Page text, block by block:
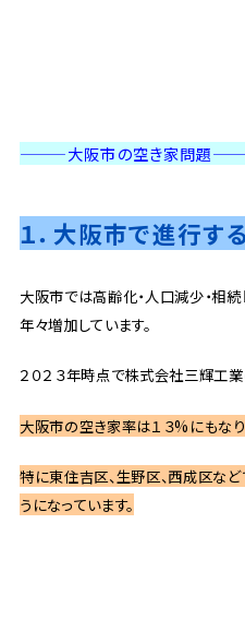
———大阪市の空き家問題
１．大阪市で進行す
大阪市では高齢化・人口減少・相
年々増加しています。
２０２３年時点で株式会社三輝工
大阪市の空き家率は１３%にもなり
特に東住吉区、生野区、西成区な
うになっています。